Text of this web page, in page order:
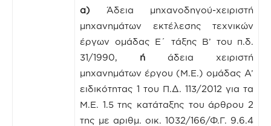
α) Άδεια μηχανοδηγού-χειριστή
μηχανημάτων εκτέλεσης τεχνικών
έργων ομάδας Ε΄ τάξης Β’ του π.δ.
31/1990, ή άδεια χειριστή
μηχανημάτων έργου (Μ.Ε.) ομάδας Α’
ειδικότητας 1 του Π.Δ. 113/2012 για τα
Μ.Ε. 1.5 της κατάταξης του άρθρου 2
της με αριθμ. οικ. 1032/166/Φ.Γ. 9.6.4